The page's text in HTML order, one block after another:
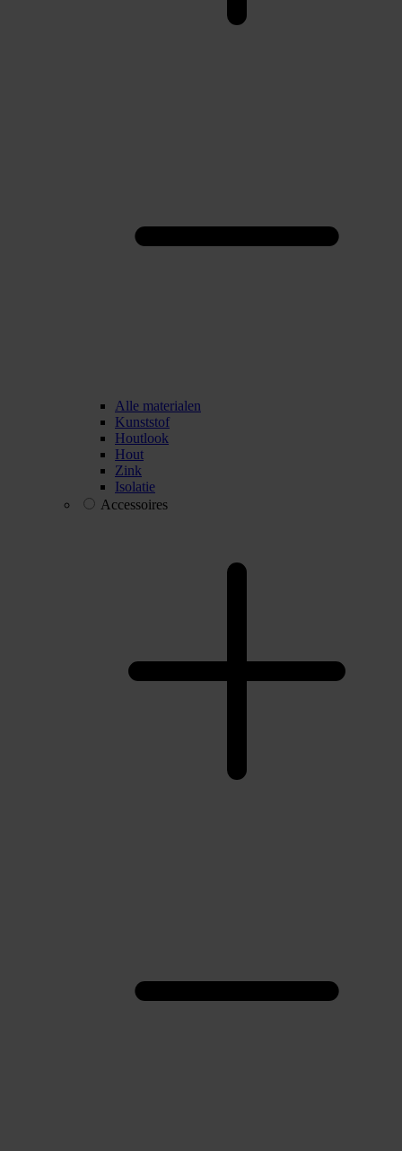
Alle materialen
Kunststof
Houtlook
Hout
Zink
Isolatie
Accessoires